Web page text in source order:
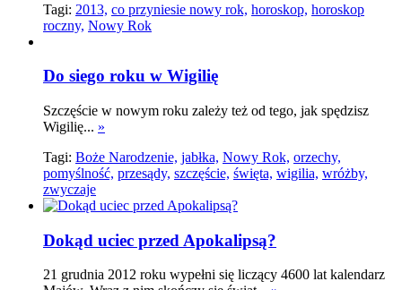
Tagi: 2013, co przyniesie nowy rok, horoskop, horoskop
roczny, Nowy Rok
Do siego roku w Wigilię
Szczęście w nowym roku zależy też od tego, jak spędzisz
Wigilię... »
Tagi: Boże Narodzenie, jabłka, Nowy Rok, orzechy,
pomyślność, przesądy, szczęście, święta, wigilia, wróżby,
zwyczaje
Dokąd uciec przed Apokalipsą?
21 grudnia 2012 roku wypełni się liczący 4600 lat kalendarz